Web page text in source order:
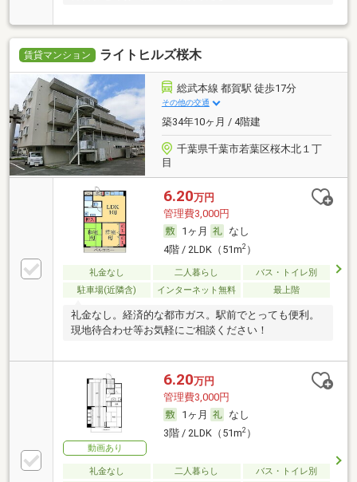
賃貸マンション ライトヒルズ桜木
総武本線 都賀駅 徒歩17分
その他の交通
築34年10ヶ月 / 4階建
千葉県千葉市若葉区桜木北１丁
目
6.20万円
管理費3,000円
1ヶ月
なし
4階 / 2LDK（51m2）
礼金なし 二人暮らし
バス・トイレ別
駐車場(近隣含)
インターネット無料 最上階
礼金なし。経済的な都市ガス。駅前でとっても便利。
現地待合わせ等お気軽にご相談ください！
動画あり
6.20万円
管理費3,000円
1ヶ月
なし
3階 / 2LDK（51m2）
礼金なし 二人暮らし
バス・トイレ別